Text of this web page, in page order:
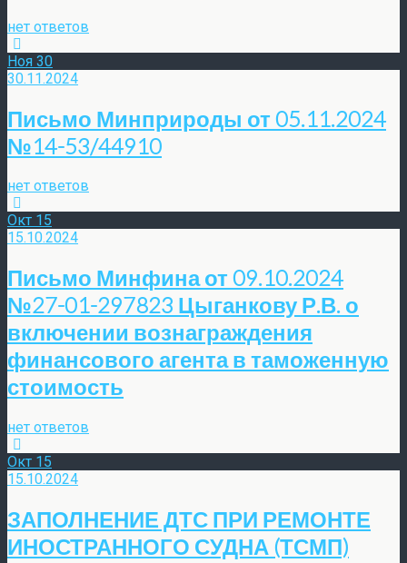
нет ответов
Ноя 30
30.11.2024
Письмо Минприроды от 05.11.2024
№14-53/44910
нет ответов
Окт 15
15.10.2024
Письмо Минфина от 09.10.2024
№27-01-297823 Цыганкову Р.В. о
включении вознаграждения
финансового агента в таможенную
стоимость
нет ответов
Окт 15
15.10.2024
ЗАПОЛНЕНИЕ ДТС ПРИ РЕМОНТЕ
ИНОСТРАННОГО СУДНА (ТСМП)